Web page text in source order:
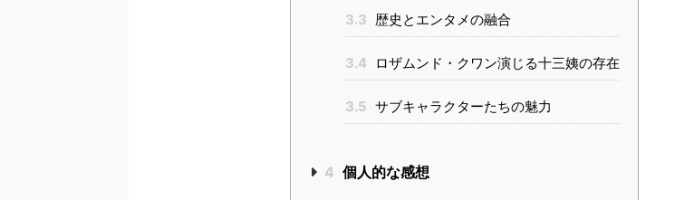
3.3 歴史とエンタメの融合
3.4 ロザムンド・クワン演じる十三姨の存在
3.5 サブキャラクターたちの魅力
4 個人的な感想